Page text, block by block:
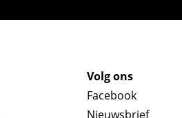
Volg ons
Facebook
Nieuwsbrief